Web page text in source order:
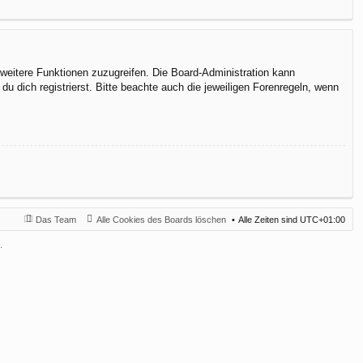
Funktionen zuzugreifen. Die Board-Administration kann
dich registrierst. Bitte beachte auch die jeweiligen Forenregeln, wenn
Alle Zeiten sind UTC+01:00
Alle Cookies des Boards löschen
Das Team